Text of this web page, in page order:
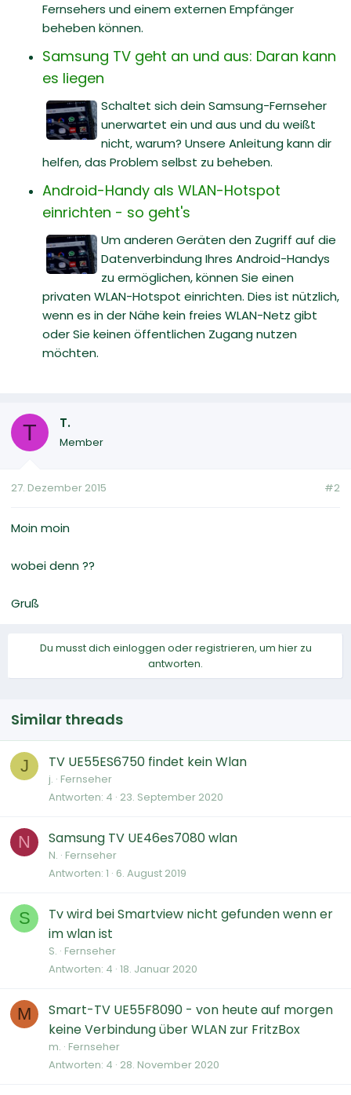
Fernsehers und einem externen Empfänger
beheben können.
Samsung TV geht an und aus: Daran kann
es liegen
Schaltet sich dein Samsung-Fernseher
unerwartet ein und aus und du weißt
nicht, warum? Unsere Anleitung kann dir
helfen, das Problem selbst zu beheben.
Android-Handy als WLAN-Hotspot
einrichten - so geht's
Um anderen Geräten den Zugriff auf die
Datenverbindung Ihres Android-Handys
zu ermöglichen, können Sie einen
privaten WLAN-Hotspot einrichten. Dies ist nützlich,
wenn es in der Nähe kein freies WLAN-Netz gibt
oder Sie keinen öffentlichen Zugang nutzen
möchten.
T T.
Member
27. Dezember 2015 #2
Moin moin
wobei denn ??
Gruß
Du musst dich einloggen oder registrieren, um hier zu
antworten.
Similar threads
J TV UE55ES6750 findet kein Wlan
j. Fernseher
Antworten 4 23. September 2020
N Samsung TV UE46es7080 wlan
N. Fernseher
Antworten 1 6. August 2019
S
Tv wird bei Smartview nicht gefunden wenn er
im wlan ist
S. Fernseher
Antworten 4 18. Januar 2020
M
Smart-TV UE55F8090 - von heute auf morgen
keine Verbindung über WLAN zur FritzBox
m. Fernseher
Antworten 4 28. November 2020